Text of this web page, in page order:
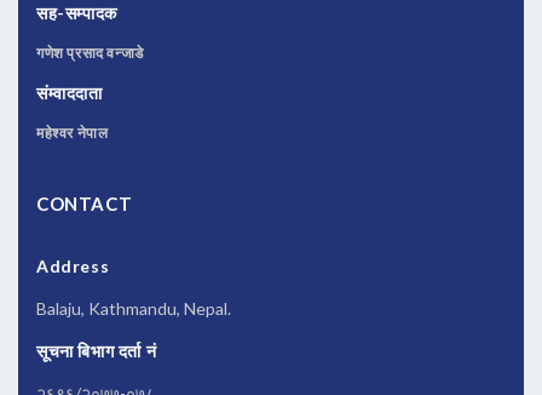
सह-सम्पादक
गणेश प्रसाद वन्जाडे
संम्वाददाता
महेश्वर नेपाल
CONTACT
Address
Balaju, Kathmandu, Nepal.
सूचना बिभाग दर्ता नं